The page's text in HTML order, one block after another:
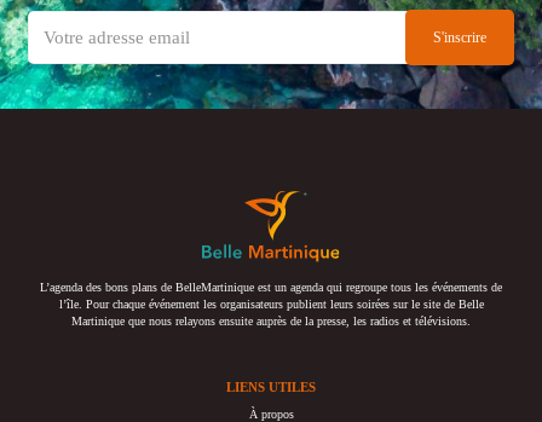
L’agenda des bons plans de BelleMartinique est un agenda qui regroupe tous les événements de
l’île. Pour chaque événement les organisateurs publient leurs soirées sur le site de Belle
Martinique que nous relayons ensuite auprès de la presse, les radios et télévisions.
LIENS UTILES
À propos